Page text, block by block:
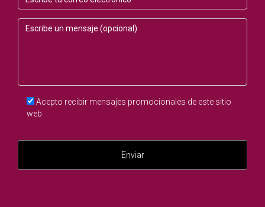
que contar con asesoramiento profesional puede ser
invaluable para ayudar a todos los herederos a sentirse
resultado posible.
PREGUNTAS FRECUENTES
¿Qué hacer si no hay testamento?
Acepto recibir mensajes promocionales de este sitio
web
Enviar